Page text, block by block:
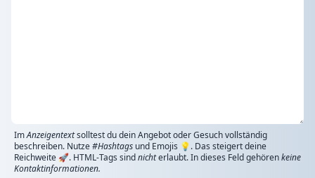
ImAnzeigentextsolltest du dein Angebot oder Gesuch vollständig
beschreiben. Nutze#Hashtags und Emojis 💡. Das steigert deine
Reichweite 🚀. HTML-Tags sindnichterlaubt. In dieses Feld gehörenkeine
Kontaktinformationen.